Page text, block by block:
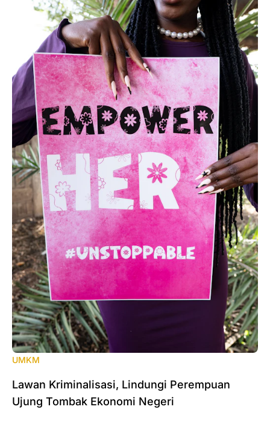
UMKM
Lawan Kriminalisasi, Lindungi Perempuan
Ujung Tombak Ekonomi Negeri